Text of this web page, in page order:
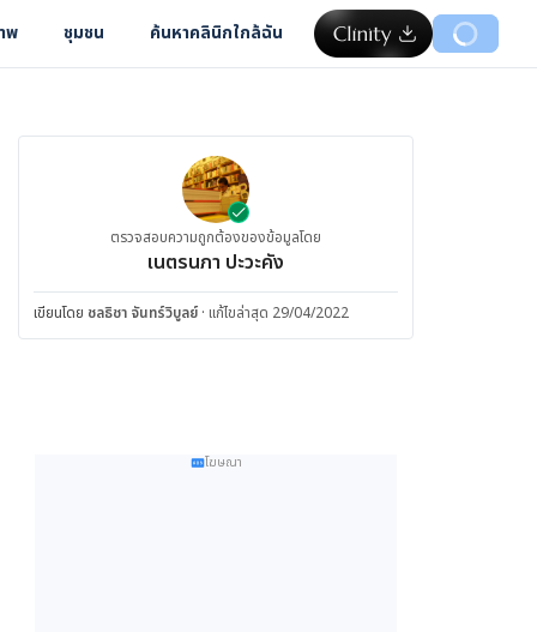
พ ชุมชน ค้นหาคลินิกใกล้ฉัน
ตรวจสอบความถูกต้องของข้อมูลโดย
เนตรนภา ปะวะคัง
เขียนโดย ชลธิชา จันทร์วิบูลย์ · แก้ไขล่าสุด 29/04/2022
โฆษณา